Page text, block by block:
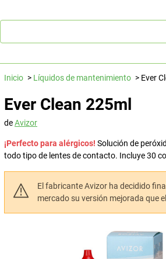
Búsqueda
Inicio Líquidos de mantenimiento Ever
Ever Clean 225ml
deAvizor
¡Perfecto para alérgicos! Solución de
todo tipo de lentes de contacto. Incluye 30
El fabricante Avizor ha decidido
mercado su versión mejorada que